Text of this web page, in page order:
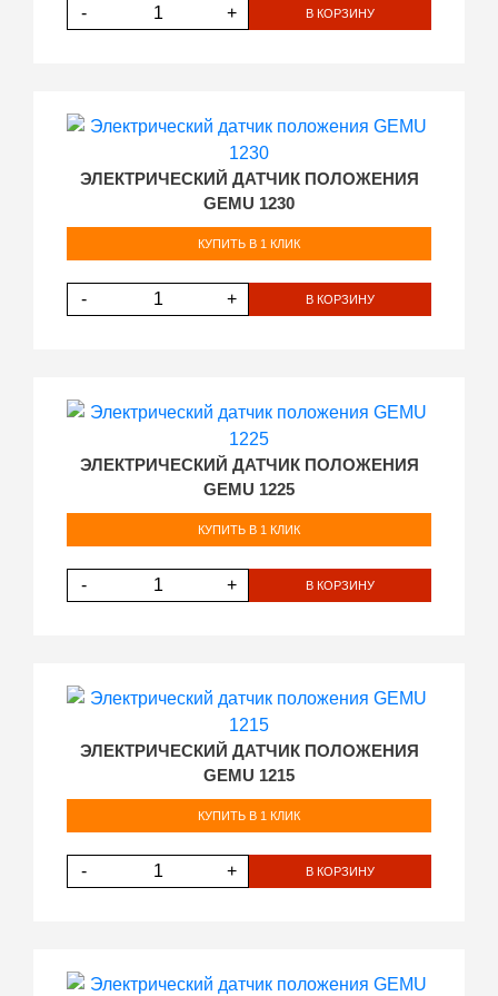
- + В КОРЗИНУ
ЭЛЕКТРИЧЕСКИЙ ДАТЧИК ПОЛОЖЕНИЯ
GEMU 1230
КУПИТЬ В 1 КЛИК
- + В КОРЗИНУ
ЭЛЕКТРИЧЕСКИЙ ДАТЧИК ПОЛОЖЕНИЯ
GEMU 1225
КУПИТЬ В 1 КЛИК
- + В КОРЗИНУ
ЭЛЕКТРИЧЕСКИЙ ДАТЧИК ПОЛОЖЕНИЯ
GEMU 1215
КУПИТЬ В 1 КЛИК
- + В КОРЗИНУ